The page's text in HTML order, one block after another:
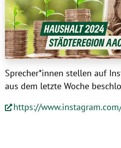
Sprecher*innen stellen auf
aus dem letzte Woche
https://